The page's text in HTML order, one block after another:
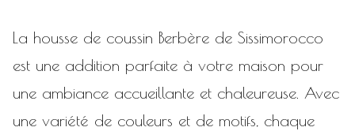
La housse de coussin Berbère de Sissimorocco
est une addition parfaite à votre maison pour
une ambiance accueillante et chaleureuse. Avec
une variété de couleurs et de motifs, chaque